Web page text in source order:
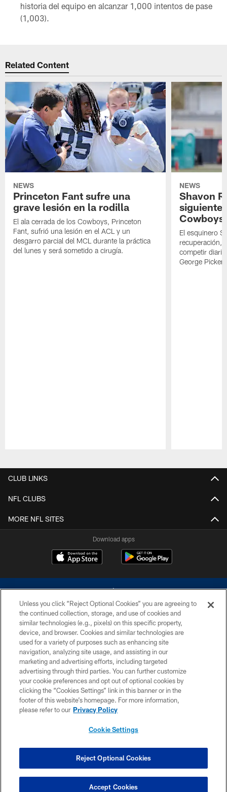
historia del equipo en alcanzar 1,000 intentos de pase
(1,003).
Related Content
NEWS
Princeton Fant sufre una
grave lesión en la rodilla
El ala cerrada de los Cowboys, Princeton
Fant, sufrió una lesión en el ACL y un
desgarro parcial del MCL durante la práctica
del lunes y será sometido a cirugía.
NEWS
Shavon
siguiente
Cowboys
El esquinero
recuperación,
competir
George
CLUB LINKS
NFL CLUBS
MORE NFL SITES
Download apps
©2026 Dallas Cowboys. All rights reserved. Do not duplicate in any form
without permission of the Dallas Cowboys. The Dallas Cowboys
Cheerleaders will not initiate contact with any person to request personal or
financial information.
PRIVACY POLICY
ACCESSIBILITY
SITE MAP
COOKIE SETTINGS
Unless you click “Reject Optional Cookies” you are agreeing to
the continued collection, storage, and use of cookies and
similar technologies (e.g., pixels) on this specific property,
device, and browser. Cookies and similar technologies are
used for a variety of purposes such as enhancing site
navigation, analyzing site usage, and assisting in our
marketing and advertising efforts, including targeted
advertising through third parties. You can further customize
your cookie preferences and opt out of optional cookies by
clicking the “Cookies Settings” link in this banner or in the
footer of this website’s homepage. For more information,
please refer to our Privacy Policy
Cookie Settings
Reject Optional Cookies
Accept Cookies